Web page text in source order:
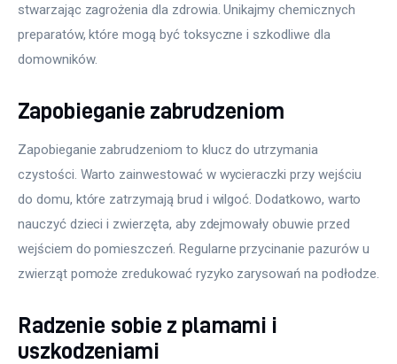
stwarzając zagrożenia dla zdrowia. Unikajmy chemicznych
preparatów, które mogą być toksyczne i szkodliwe dla
domowników.
Zapobieganie zabrudzeniom
Zapobieganie zabrudzeniom to klucz do utrzymania
czystości. Warto zainwestować w wycieraczki przy wejściu
do domu, które zatrzymają brud i wilgoć. Dodatkowo, warto
nauczyć dzieci i zwierzęta, aby zdejmowały obuwie przed
wejściem do pomieszczeń. Regularne przycinanie pazurów u
zwierząt pomoże zredukować ryzyko zarysowań na podłodze.
Radzenie sobie z plamami i
uszkodzeniami